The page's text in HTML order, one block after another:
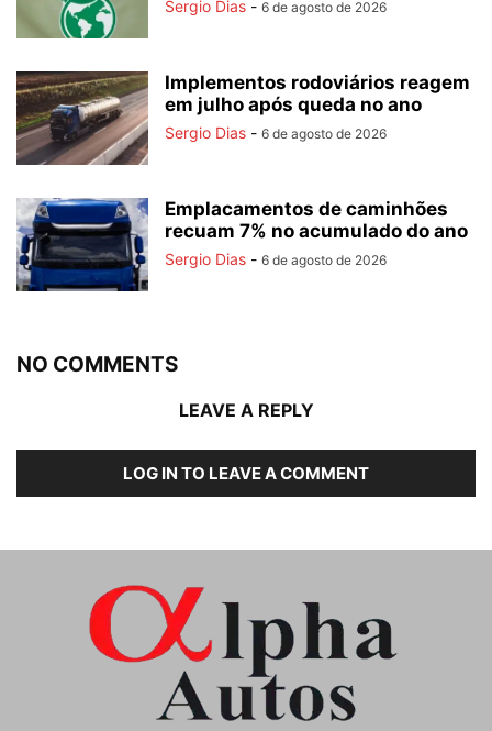
Sergio Dias - 6 de agosto de 2026
Implementos rodoviários reagem
em julho após queda no ano
Sergio Dias - 6 de agosto de 2026
Emplacamentos de caminhões
recuam 7% no acumulado do ano
Sergio Dias - 6 de agosto de 2026
NO COMMENTS
LEAVE A REPLY
LOG IN TO LEAVE A COMMENT